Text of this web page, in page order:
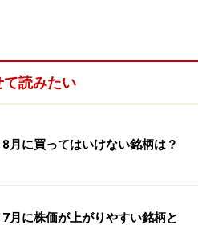
て読みたい
8月に買ってはいけない銘柄は？
7月に株価が上がりやすい銘柄と